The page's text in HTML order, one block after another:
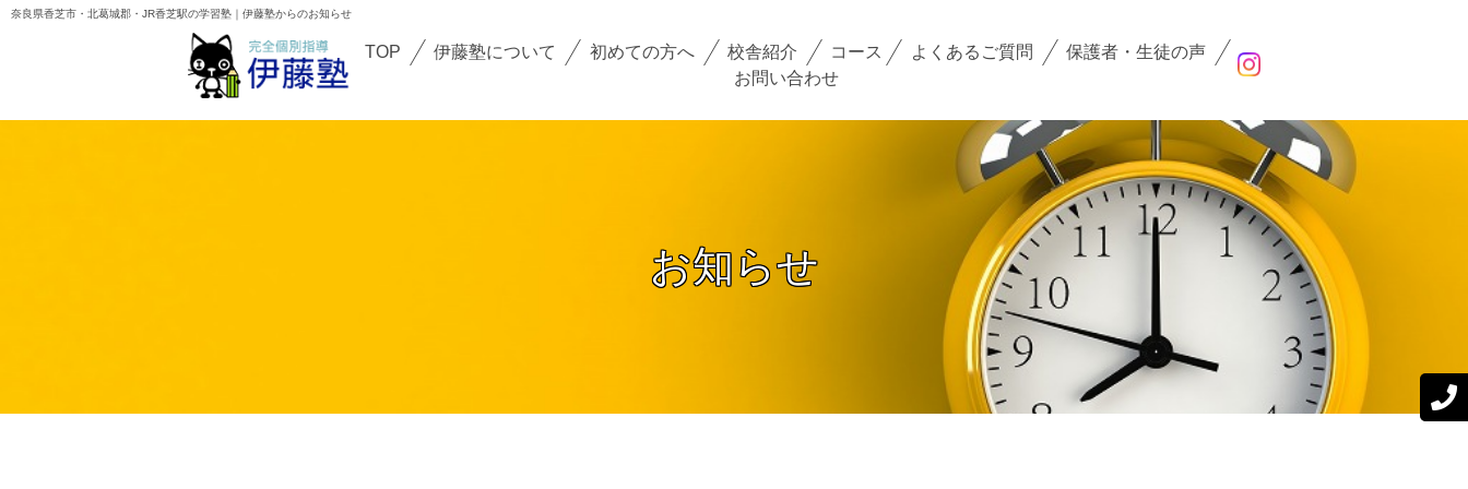
奈良県香芝市・北葛城郡・JR香芝駅の学習塾｜伊藤塾からのお知らせ
TOP 伊藤塾について 初めての方へ 校舎紹介 コース よくあるご質問
保護者・生徒の声
お問い合わせ
TOP
伊藤塾について
講師紹介
お問い合わせ
校舎
校舎紹介
小学生コース
お知らせ